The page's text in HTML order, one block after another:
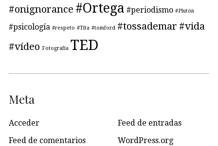
#onignorance #Ortega #periodismo #Plutón
#psicología #respeto #Tita #tomford #tossademar #vida
#vídeo Fotografía TED
Meta
Acceder
Feed de entradas
Feed de comentarios
WordPress.org